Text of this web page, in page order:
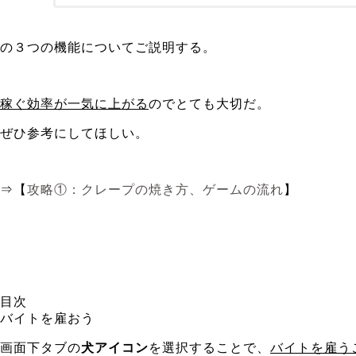
の３つの機能についてご説明する。
稼ぐ効率が一気に上がるのでとても大切だ。
ぜひ参考にしてほしい。
⇒【 攻略①：クレープの焼き方、ゲームの流れ 】
目次
バイトを雇おう
画面下タブの犬アイコンを選択することで、 バイトを雇う